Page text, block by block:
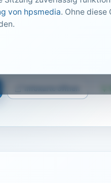
von hpsmedia. Ohne diese
S. 31 bis 33